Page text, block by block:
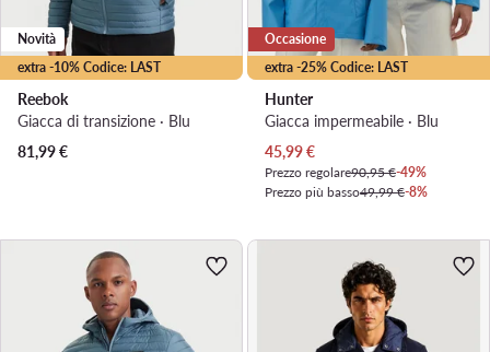
extra -10% Codice: LAST
Novità
Reebok
Giacca di transizione · Blu
81,99€
extra -25% Codice: LAST
Occasione
Hunter
Giacca impermeabile · Blu
Prezzo attuale
45,99€
Prezzo regolare90,95 €-49%
Prezzo più basso49,99 €-8%